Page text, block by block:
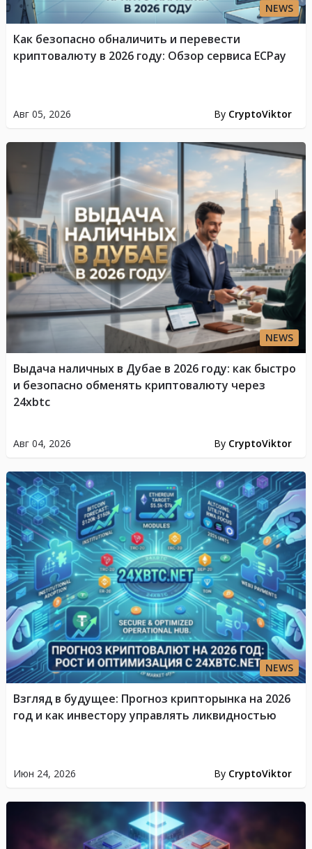
NEWS
Авг 05, 2026 By CryptoViktor
Как безопасно обналичить и перевести
криптовалюту в 2026 году: Обзор сервиса ECPay
NEWS
Авг 04, 2026 By CryptoViktor
Выдача наличных в Дубае в 2026 году: как быстро
и безопасно обменять криптовалюту через
24xbtc
NEWS
Июн 24, 2026 By CryptoViktor
Взгляд в будущее: Прогноз крипторынка на 2026
год и как инвестору управлять ликвидностью